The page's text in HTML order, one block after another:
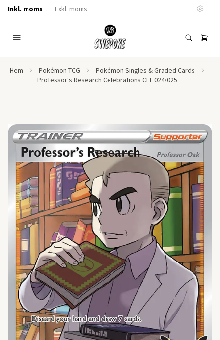
Inkl. moms Exkl. moms
Hem Pokémon TCG
Pokémon Singles & Graded Cards
Professor's Research Celebrations CEL 024/025